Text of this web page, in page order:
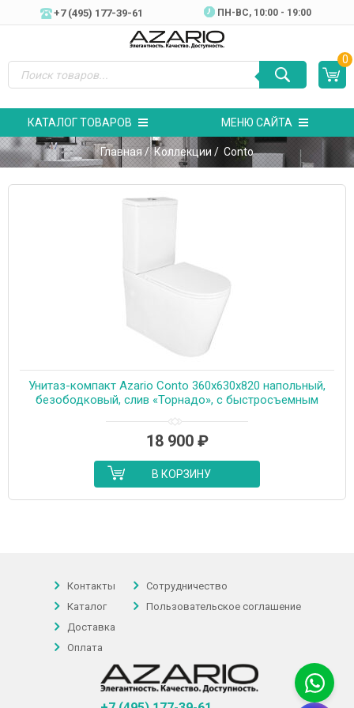
+7 (495) 177-39-61 ПН-ВC, 10:00 - 19:00
0
КАТАЛОГ ТОВАРОВ МЕНЮ САЙТА
Главная/Коллекции / Conto
Унитаз-компакт Azario Conto 360х630х820 напольный,
безободковый, слив «Торнадо», с быстросъемным
18 900 ₽
В КОРЗИНУ
Контакты
Каталог
Доставка
Оплата
Сотрудничество
Пользовательское соглашение